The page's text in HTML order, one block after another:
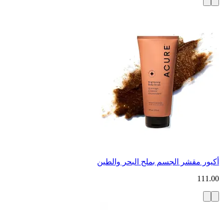
أكيور مقشر الجسم بملح البحر والطين
111.00